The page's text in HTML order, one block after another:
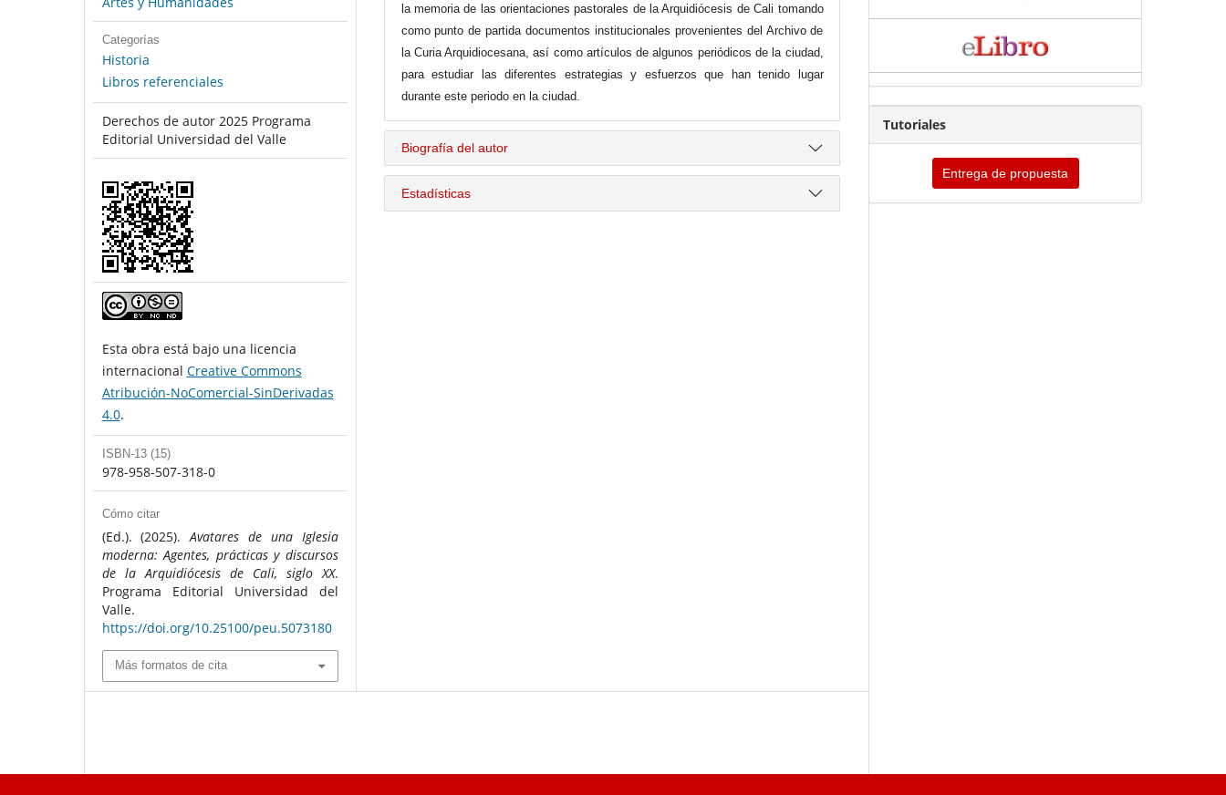
Categorías
Historia
Libros referenciales
Derechos de autor 2025 Programa
Editorial Universidad del Valle
Esta obra está bajo una licencia
internacional Creative Commons
Atribución-NoComercial-SinDerivadas
4.0.
ISBN-13 (15)
978-958-507-318-0
Cómo citar
(Ed.). (2025).Avatares de una Iglesia
moderna: Agentes, prácticas y discursos
de la Arquidiócesis de Cali, siglo XX.
Programa Editorial Universidad del
Valle.
https://doi.org/10.25100/peu.5073180
Más formatos de cita
la memoria de las orientaciones pastorales de la Arquidiócesis de Cali tomando
como punto de partida documentos institucionales provenientes del Archivo de
la Curia Arquidiocesana, así como artículos de algunos periódicos de la ciudad,
para estudiar las diferentes estrategias y esfuerzos que han tenido lugar
durante este periodo en la ciudad.
Biografía del autor
Estadísticas
Tutoriales
Entrega de propuesta